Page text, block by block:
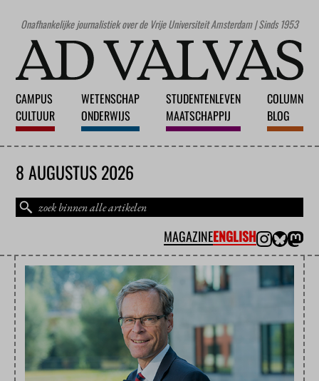
Onafhankelijke journalistiek over de Vrije Universiteit Amsterdam | Sinds 1953
CAMPUS
CULTUUR
WETENSCHAP
ONDERWIJS
STUDENTENLEVEN
MAATSCHAPPIJ
COLUMN
BLOG
8 AUGUSTUS 2026
MAGAZINEENGLISH